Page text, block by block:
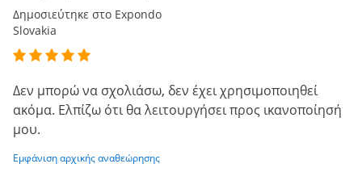
Δημοσιεύτηκε στο Expondo
Slovakia
Δεν μπορώ να σχολιάσω, δεν έχει χρησιμοποιηθεί
ακόμα. Ελπίζω ότι θα λειτουργήσει προς ικανοποίησή
μου.
Εμφάνιση αρχικής αναθεώρησης